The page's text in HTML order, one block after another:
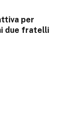
per
due fratelli